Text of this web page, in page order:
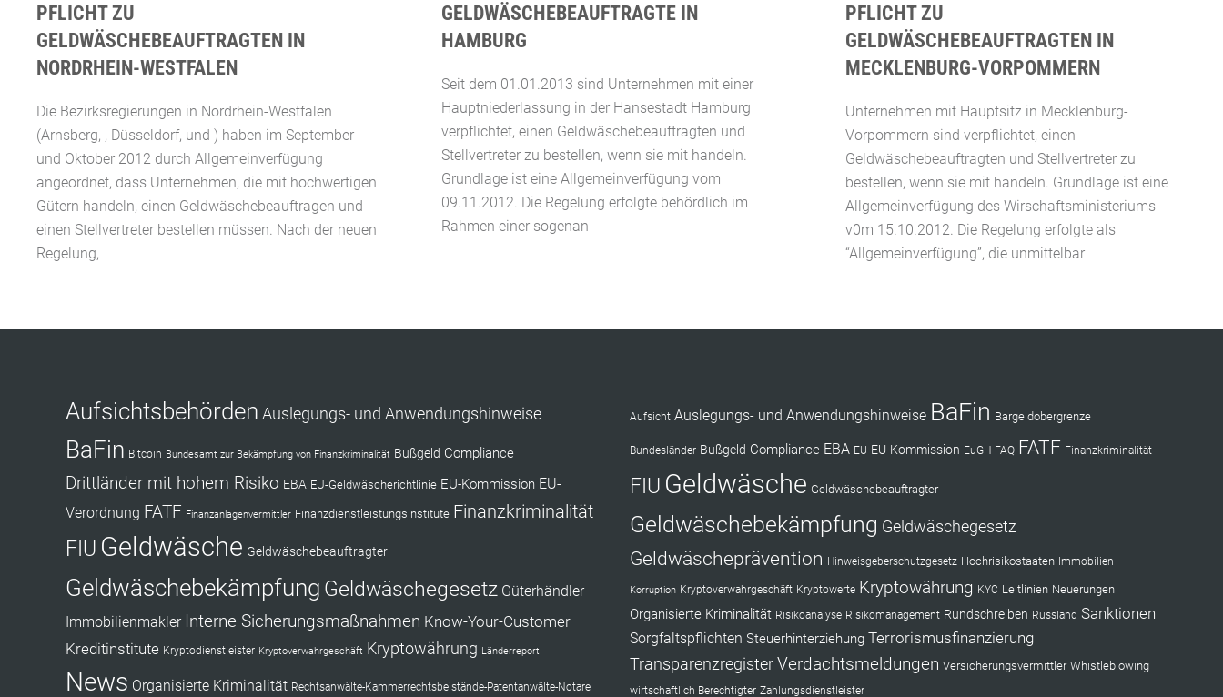
PFLICHT ZU
GELDWÄSCHEBEAUFTRAGTEN IN
NORDRHEIN-WESTFALEN
Die Bezirksregierungen in Nordrhein-Westfalen
(Arnsberg, , Düsseldorf, und ) haben im September
und Oktober 2012 durch Allgemeinverfügung
angeordnet, dass Unternehmen, die mit hochwertigen
Gütern handeln, einen Geldwäschebeauftragen und
einen Stellvertreter bestellen müssen. Nach der neuen
Regelung,
GELDWÄSCHEBEAUFTRAGTE IN
HAMBURG
Seit dem 01.01.2013 sind Unternehmen mit einer
Hauptniederlassung in der Hansestadt Hamburg
verpflichtet, einen Geldwäschebeauftragten und
Stellvertreter zu bestellen, wenn sie mit handeln.
Grundlage ist eine Allgemeinverfügung vom
09.11.2012. Die Regelung erfolgte behördlich im
Rahmen einer sogenan
PFLICHT ZU
GELDWÄSCHEBEAUFTRAGTEN IN
MECKLENBURG-VORPOMMERN
Unternehmen mit Hauptsitz in Mecklenburg-
Vorpommern sind verpflichtet, einen
Geldwäschebeauftragten und Stellvertreter zu
bestellen, wenn sie mit handeln. Grundlage ist eine
Allgemeinverfügung des Wirschaftsministeriums
v0m 15.10.2012. Die Regelung erfolgte als
“Allgemeinverfügung”, die unmittelbar
Aufsichtsbehörden Auslegungs- und Anwendungshinweise
BaFin Bitcoin Bundesamt zur Bekämpfung von Finanzkriminalität Bußgeld Compliance
Drittländer mit hohem Risiko EBA EU-Geldwäscherichtlinie EU-Kommission EU-
Verordnung FATF Finanzanlagenvermittler Finanzdienstleistungsinstitute Finanzkriminalität
FIU Geldwäsche Geldwäschebeauftragter
Geldwäschebekämpfung Geldwäschegesetz Güterhändler
Immobilienmakler Interne Sicherungsmaßnahmen Know-Your-Customer
Kreditinstitute Kryptodienstleister Kryptoverwahrgeschäft Kryptowährung Länderreport
News Organisierte Kriminalität Rechtsanwälte-Kammerrechtsbeistände-Patentanwälte-Notare
Aufsicht Auslegungs- und Anwendungshinweise BaFin Bargeldobergrenze
Bundesländer Bußgeld Compliance EBA EU EU-Kommission EuGH FAQ FATF Finanzkriminalität
FIU Geldwäsche Geldwäschebeauftragter
Geldwäschebekämpfung Geldwäschegesetz
Geldwäscheprävention Hinweisgeberschutzgesetz Hochrisikostaaten Immobilien
Korruption Kryptoverwahrgeschäft Kryptowerte Kryptowährung KYC Leitlinien Neuerungen
Organisierte Kriminalität Risikoanalyse Risikomanagement Rundschreiben Russland Sanktionen
Sorgfaltspflichten Steuerhinterziehung Terrorismusfinanzierung
TransparenzregisterVerdachtsmeldungen Versicherungsvermittler Whistleblowing
wirtschaftlich Berechtigter Zahlungsdienstleister